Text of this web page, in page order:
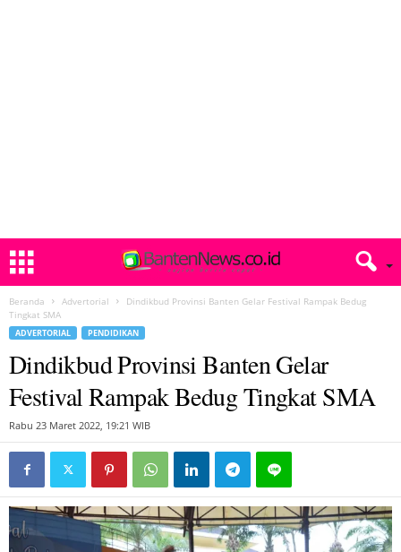
Beranda Advertorial
Dindikbud Provinsi Banten Gelar Festival Rampak Bedug
Tingkat SMA
ADVERTORIAL PENDIDIKAN
Dindikbud Provinsi Banten Gelar
Festival Rampak Bedug Tingkat SMA
Rabu 23 Maret 2022, 19:21 WIB